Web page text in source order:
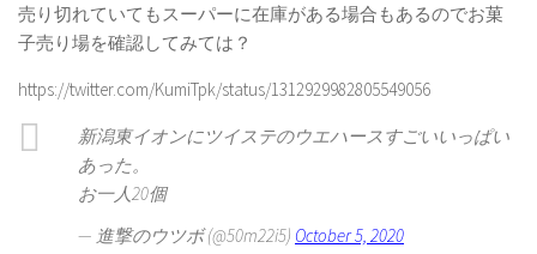
売り切れていてもスーパーに在庫がある場合もあるのでお菓
子売り場を確認してみては？
https://twitter.com/KumiTpk/status/1312929982805549056
新潟東イオンにツイステのウエハースすごいいっぱい
あった。
お一人20個
— 進撃のウツボ (@50m22i5) October 5, 2020